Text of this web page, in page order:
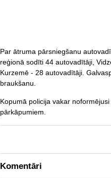
Par ātruma pārsniegšanu
reģionā sodīti 44 autovadītāji,
Kurzemē - 28 autovadītāji.
braukšanu.
Kopumā policija vakar
pārkāpumiem.
Komentāri